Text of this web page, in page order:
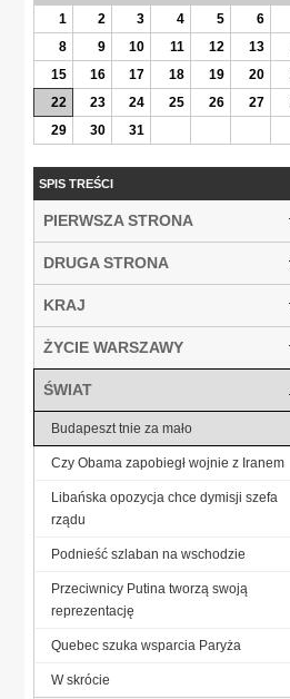
1
2 3 4 5 6
8
9 10 11 12 13
15
16 17 18 19 20
22
23 24 25 26 27
29
30 31
SPIS TREŚCI
PIERWSZA STRONA
DRUGA STRONA
KRAJ
ŻYCIE WARSZAWY
ŚWIAT
Budapeszt tnie za mało
Czy Obama zapobiegł wojnie z Iranem
Libańska opozycja chce dymisji szefa
rządu
Podnieść szlaban na wschodzie
Przeciwnicy Putina tworzą swoją
reprezentację
Quebec szuka wsparcia Paryża
W skrócie